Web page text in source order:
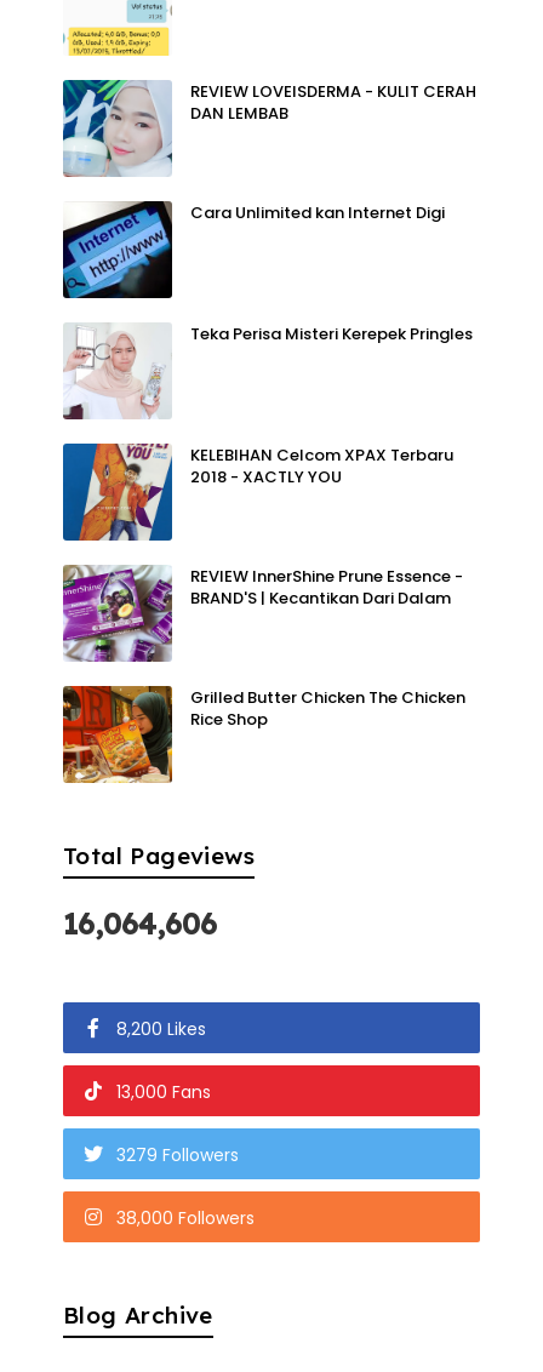
REVIEW LOVEISDERMA - KULIT CERAH
DAN LEMBAB
Cara Unlimited kan Internet Digi
Teka Perisa Misteri Kerepek Pringles
KELEBIHAN Celcom XPAX Terbaru
2018 - XACTLY YOU
REVIEW InnerShine Prune Essence -
BRAND'S | Kecantikan Dari Dalam
Grilled Butter Chicken The Chicken
Rice Shop
Total Pageviews
16,064,606
8,200 Likes
13,000 Fans
3279 Followers
38,000 Followers
Blog Archive